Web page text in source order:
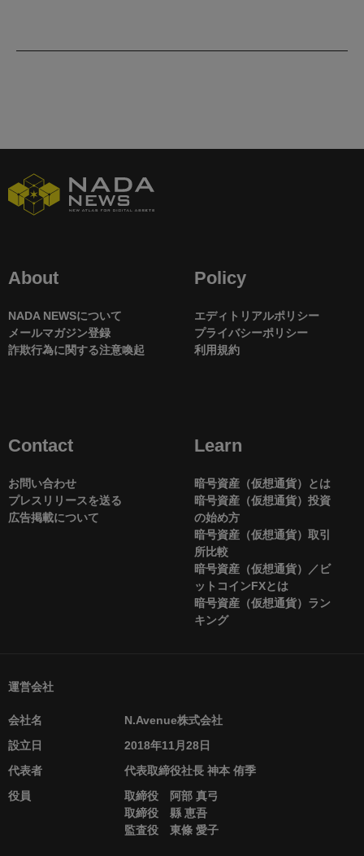
About
NADA NEWSについて
メールマガジン登録
詐欺行為に関する注意喚起
Policy
エディトリアルポリシー
プライバシーポリシー
利用規約
Contact
お問い合わせ
プレスリリースを送る
広告掲載について
Learn
暗号資産（仮想通貨）とは
暗号資産（仮想通貨）投資
の始め方
暗号資産（仮想通貨）取引
所比較
暗号資産（仮想通貨）／ビ
ットコインFXとは
暗号資産（仮想通貨）ラン
キング
運営会社
会社名
N.Avenue株式会社
設立日
2018年11月28日
代表者
代表取締役社長 神本 侑季
役員
取締役 阿部 真弓
取締役 縣 恵吾
監査役 東條 愛子